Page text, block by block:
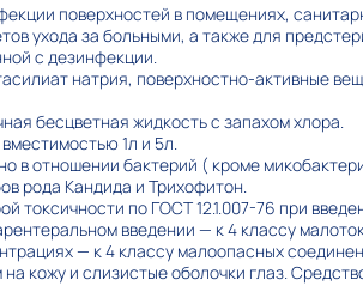
поверхностей в помещениях,
ухода за больными, а также для
с дезинфекции.
натрия, поверхностно-активные
бесцветная жидкость с запахом хлора.
1л и 5л.
в отношении бактерий ( кроме
рода Кандида и Трихофитон.
токсичности по ГОСТ 12.1.007-76 при
введении — к 4 классу
— к 4 классу малоопасных
кожу и слизистые оболочки глаз.